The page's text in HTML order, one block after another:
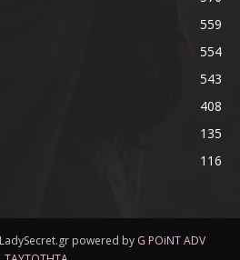
559
554
543
408
135
116
powered by G POiNT ADV